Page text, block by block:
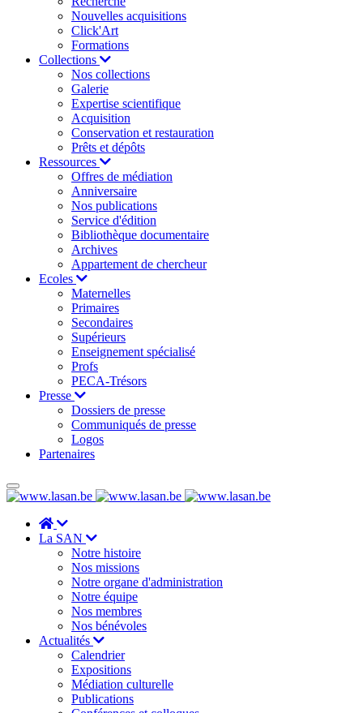
Nouvelles acquisitions
Click'Art
Formations
Collections
Nos collections
Galerie
Expertise scientifique
Acquisition
Conservation et restauration
Prêts et dépôts
Ressources
Offres de médiation
Anniversaire
Nos publications
Service d'édition
Bibliothèque documentaire
Archives
Appartement de chercheur
Ecoles
Maternelles
Primaires
Secondaires
Supérieurs
Enseignement spécialisé
Profs
PECA-Trésors
Presse
Dossiers de presse
Communiqués de presse
Logos
Partenaires
La SAN
Notre histoire
Nos missions
Notre organe d'administration
Notre équipe
Nos membres
Nos bénévoles
Actualités
Calendrier
Expositions
Médiation culturelle
Publications